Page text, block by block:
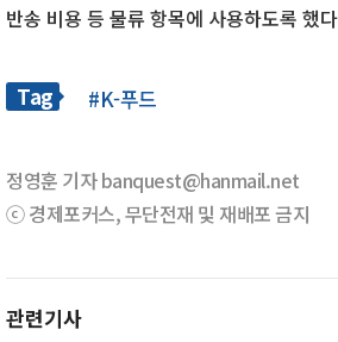
반송 비용 등 물류 항목에 사용하도록 했
Tag #K-푸드
정영훈 기자 banquest@hanmail.net
ⓒ 경제포커스, 무단전재 및 재배포 금지
관련기사